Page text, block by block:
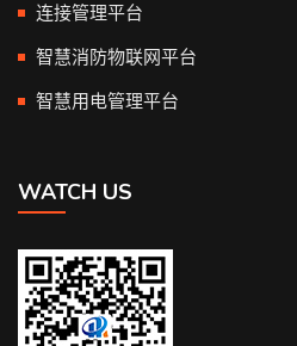
连接管理平台
智慧消防物联网平台
智慧用电管理平台
WATCH US